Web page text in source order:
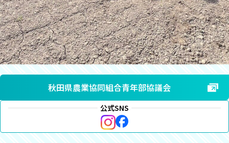
秋田県農業協同組合青年部協議会
公式SNS